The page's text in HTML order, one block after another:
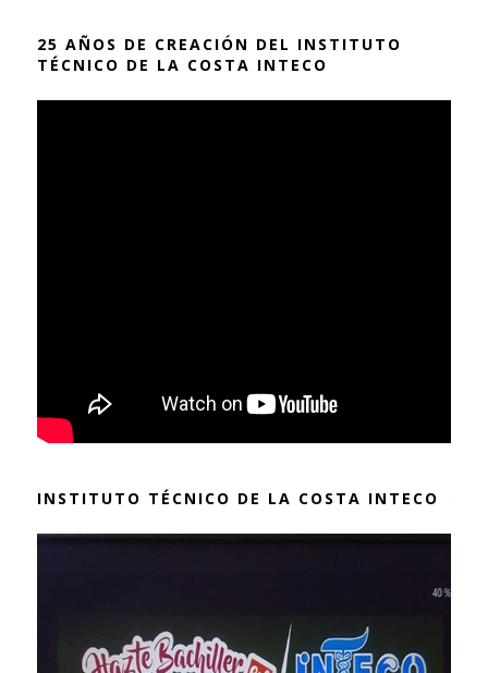
25 AÑOS DE CREACIÓN DEL INSTITUTO
TÉCNICO DE LA COSTA INTECO
INSTITUTO TÉCNICO DE LA COSTA INTECO